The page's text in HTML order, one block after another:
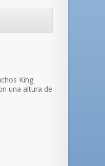
King
una altura de